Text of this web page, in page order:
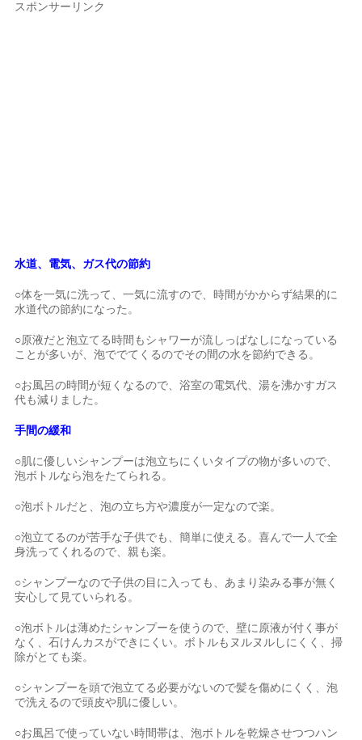
スポンサーリンク
水道、電気、ガス代の節約
○体を一気に洗って、一気に流すので、時間がかからず結果的に
水道代の節約になった。
○原液だと泡立てる時間もシャワーが流しっぱなしになっている
ことが多いが、泡ででてくるのでその間の水を節約できる。
○お風呂の時間が短くなるので、浴室の電気代、湯を沸かすガス
代も減りました。
手間の緩和
○肌に優しいシャンプーは泡立ちにくいタイプの物が多いので、
泡ボトルなら泡をたてられる。
○泡ボトルだと、泡の立ち方や濃度が一定なので楽。
○泡立てるのが苦手な子供でも、簡単に使える。喜んで一人で全
身洗ってくれるので、親も楽。
○シャンプーなので子供の目に入っても、あまり染みる事が無く
安心して見ていられる。
○泡ボトルは薄めたシャンプーを使うので、壁に原液が付く事が
なく、石けんカスができにくい。ボトルもヌルヌルしにくく、掃
除がとても楽。
○シャンプーを頭で泡立てる必要がないので髪を傷めにくく、泡
で洗えるので頭皮や肌に優しい。
○お風呂で使っていない時間帯は、泡ボトルを乾燥させつつハン